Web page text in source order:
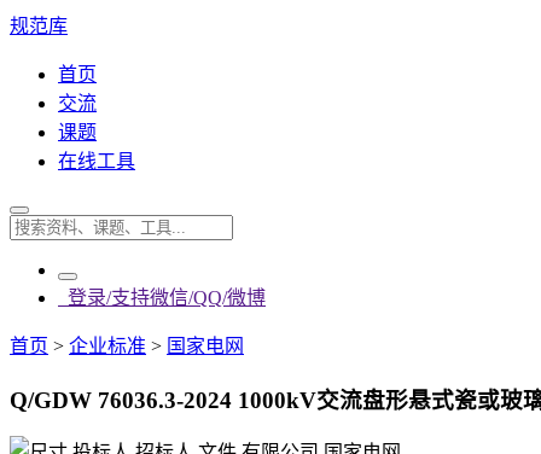
规范库
首页
交流
课题
在线工具
登录/支持微信/QQ/微博
首页 > 企业标准 > 国家电网
Q/GDW 76036.3-2024 1000kV交流盘形悬式瓷或